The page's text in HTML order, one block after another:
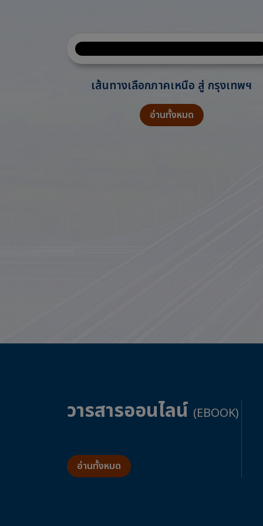
เส้นทางเลือกภาคเหนือ สู่ กรุงเทพฯ
อ่านทั้งหมด
วารสารออนไลน์ (EBOOK)
อ่านทั้งหมด